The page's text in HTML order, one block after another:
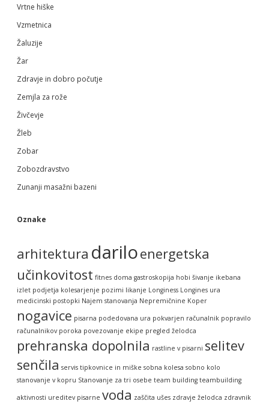
Vrtne hiške
Vzmetnica
Žaluzije
Žar
Zdravje in dobro počutje
Zemjla za rože
Živčevje
Žleb
Zobar
Zobozdravstvo
Zunanji masažni bazeni
Oznake
arhitektura dariloenergetska
učinkovitost fitnes doma gastroskopija hobi šivanje ikebana
izlet podjetja kolesarjenje pozimi likanje Longiness Longines ura
medicinski postopki Najem stanovanja Nepremičnine Koper
nogavice pisarna podedovana ura pokvarjen računalnik popravilo
računalnikov poroka povezovanje ekipe pregled želodca
prehranska dopolnila rastline v pisarni selitev
senčila servis tipkovnice in miške sobna kolesa sobno kolo
stanovanje v kopru Stanovanje za tri osebe team building teambuilding
aktivnosti ureditev pisarne voda zaščita ušes zdravje želodca zdravnik